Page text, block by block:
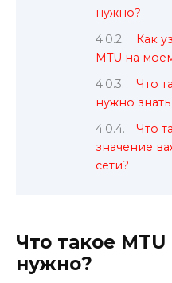
нужно?
Как
MTU на
Что
нужно
Что
значение
сети?
Что такое
нужно?